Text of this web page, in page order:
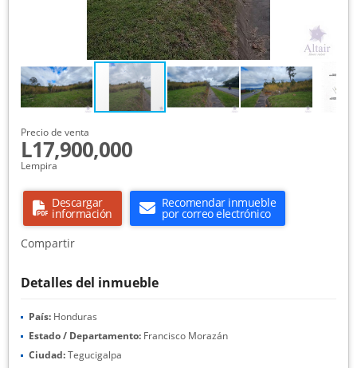
Precio de venta
L17,900,000
Lempira
Descargar
información
Recomendar inmueble
por correo electrónico
Compartir
Detalles del inmueble
País: Honduras
Estado / Departamento: Francisco Morazán
Ciudad:Tegucigalpa